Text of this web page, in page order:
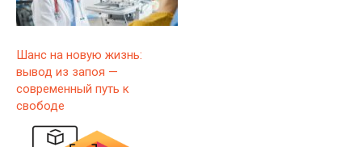
Шанс на новую жизнь:
вывод из запоя —
современный путь к
свободе